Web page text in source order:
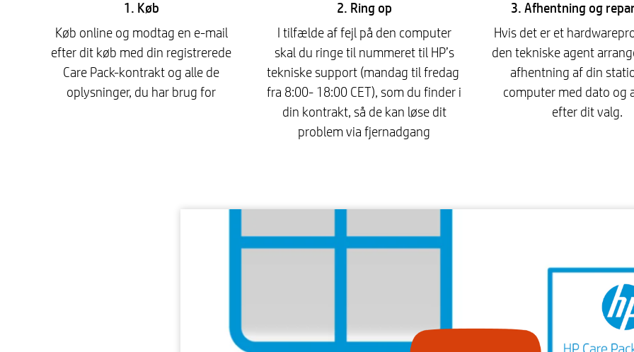
1. Køb
Køb online og modtag en e-mail
efter dit køb med din registrerede
Care Pack-kontrakt og alle de
oplysninger, du har brug for
2. Ring op
I tilfælde af fejl på den computer
skal du ringe til nummeret til HP’s
tekniske support (mandag til fredag ​​
fra 8:00- 18:00 CET), som du finder i
din kontrakt, så de kan løse dit
problem via fjernadgang
3. Afhentning og
Hvis det er et
den tekniske agent
afhentning af din
computer med dato og
efter dit valg.